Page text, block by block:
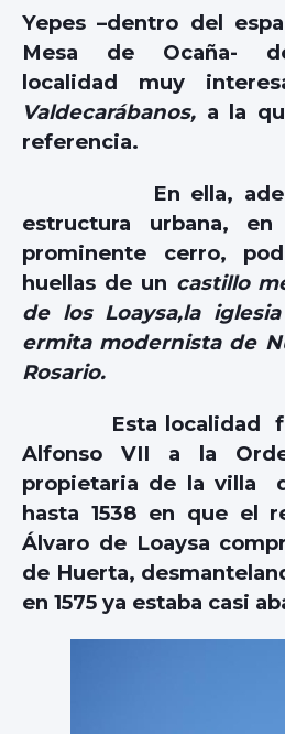
Yepes –dentro del
Mesa de Ocaña-
localidad muy
Valdecarábanos, a la
referencia.
En ella,
estructura urbana,
prominente cerro,
huellas de un castillo
de los Loaysa,la
ermita modernista de
Rosario.
Esta localidad fue
Alfonso VII a la
propietaria de la villa
hasta 1538 en que el
Álvaro de Loaysa
de Huerta,
en 1575 ya estaba casi